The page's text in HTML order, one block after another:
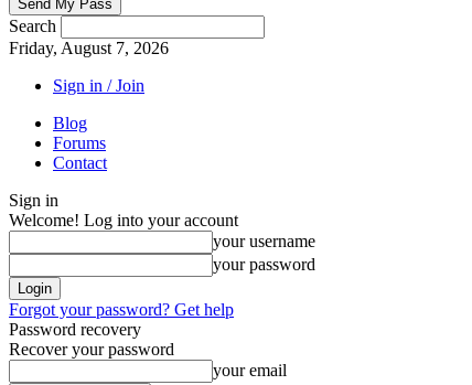
Search
Friday, August 7, 2026
Sign in / Join
Blog
Forums
Contact
Sign in
Welcome! Log into your account
your username
your password
Forgot your password? Get help
Password recovery
Recover your password
your email